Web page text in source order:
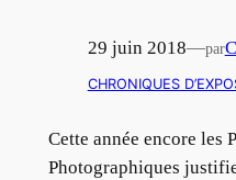
29 juin 2018—par
CHRONIQUES
Cette année encore les
Photographiques